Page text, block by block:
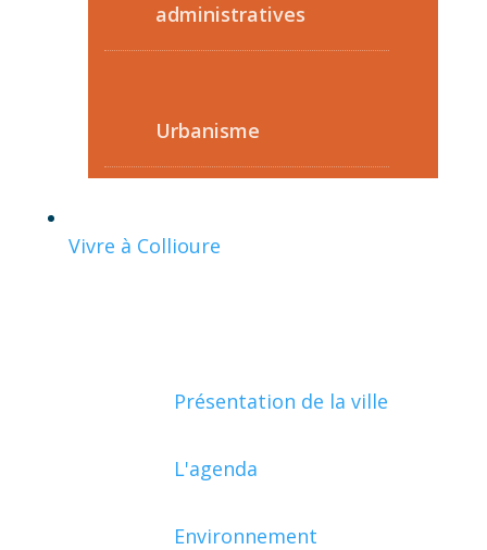
administratives
Urbanisme
Vivre à Collioure
Présentation de la ville
L'agenda
Environnement